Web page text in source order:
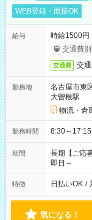
WEB登録・面接OK
給与
時給1500
交通費
交通費 交
勤務地
名古屋市東
大曽根駅
物流・倉
勤務時間
期間
長期【ご応
即日～
特徴 日払いOK /
気になる！